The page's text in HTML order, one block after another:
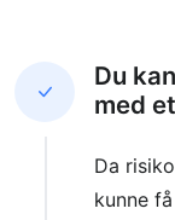
Du
med
Da
kunne